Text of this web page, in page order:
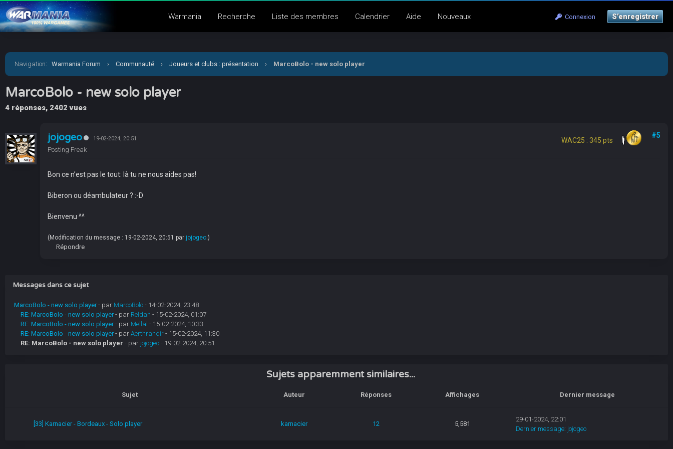
Connexion S’enregistrer
Warmania Recherche Liste des membres Calendrier Aide Nouveaux
Navigation: Warmania Forum › Communauté › Joueurs et clubs : présentation › MarcoBolo - new solo player
MarcoBolo - new solo player
4 réponses, 2402 vues
jojogeo 19-02-2024, 20:51
Posting Freak
WAC25 : 345 pts
#5
Bon ce n’est pas le tout: là tu ne nous aides pas!
Biberon ou déambulateur ? :-D
Bienvenu ^^
(Modification du message : 19-02-2024, 20:51 par jojogeo.)
Répondre
Messages dans ce sujet
MarcoBolo - new solo player - par MarcoBolo- 14-02-2024, 23:48
RE: MarcoBolo - new solo player - par Reldan - 15-02-2024, 01:07
RE: MarcoBolo - new solo player - par Mellal - 15-02-2024, 10:33
RE: MarcoBolo - new solo player - par Aerthrandir- 15-02-2024, 11:30
RE: MarcoBolo - new solo player - par jojogeo- 19-02-2024, 20:51
Sujets apparemment similaires...
Sujet Auteur Réponses Affichages Dernier message
[33] Karnacier - Bordeaux - Solo player karnacier 12 5,581
29-01-2024, 22:01
Dernier message: jojogeo